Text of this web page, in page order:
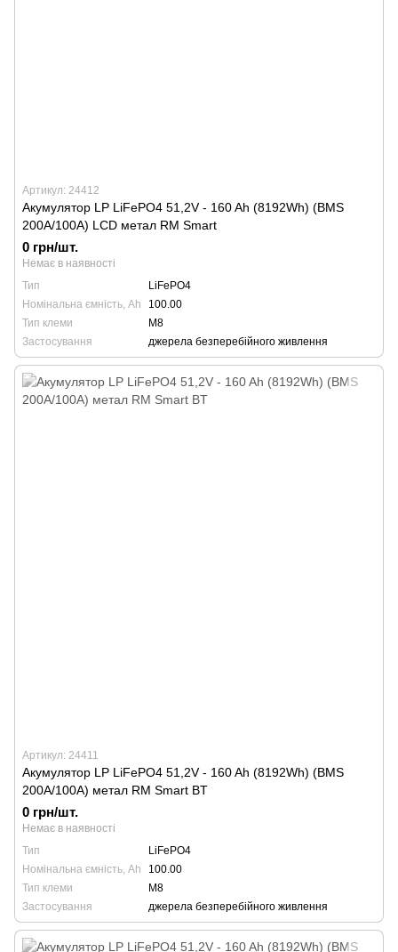
Артикул: 24412
Акумулятор LP LiFePO4 51,2V - 160 Ah (8192Wh) (BMS
200A/100А) LCD метал RM Smart
0 грн/шт.
Немає в наявності
Тип
LiFePO4
Номінальна ємність, Ah
100.00
Тип клеми
М8
Застосування
джерела безперебійного живлення
Артикул: 24411
Акумулятор LP LiFePO4 51,2V - 160 Ah (8192Wh) (BMS
200A/100А) метал RM Smart BT
0 грн/шт.
Немає в наявності
Тип
LiFePO4
Номінальна ємність, Ah
100.00
Тип клеми
М8
Застосування
джерела безперебійного живлення